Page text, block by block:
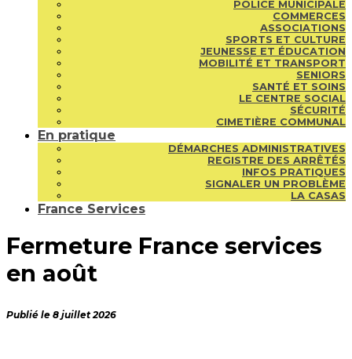
POLICE MUNICIPALE
COMMERCES
ASSOCIATIONS
SPORTS ET CULTURE
JEUNESSE ET ÉDUCATION
MOBILITÉ ET TRANSPORT
SENIORS
SANTÉ ET SOINS
LE CENTRE SOCIAL
SÉCURITÉ
CIMETIÈRE COMMUNAL
En pratique
DÉMARCHES ADMINISTRATIVES
REGISTRE DES ARRÊTÉS
INFOS PRATIQUES
SIGNALER UN PROBLÈME
LA CASAS
France Services
Fermeture France services
en août
Publié le 8 juillet 2026